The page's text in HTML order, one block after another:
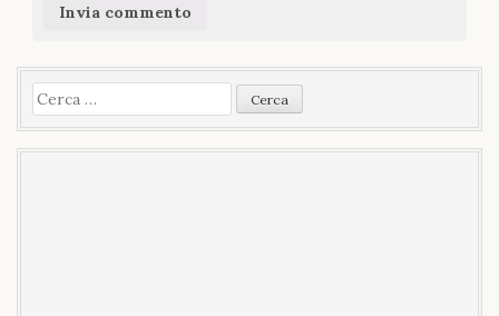
Ricerca
per: